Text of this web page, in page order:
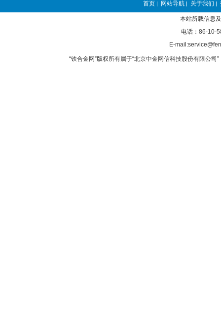
首页 | 网站导航 | 关于我们 |
本站所载信息
电话：86-10-
E-
“铁合金网”版权所有属于“北京中金网信科技股份有限公司